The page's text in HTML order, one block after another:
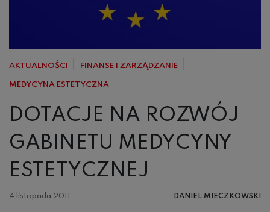
AKTUALNOŚCI FINANSE I ZARZĄDZANIE
MEDYCYNA ESTETYCZNA
DOTACJE NA ROZWÓJ
GABINETU MEDYCYNY
ESTETYCZNEJ
4 listopada 2011 DANIEL MIECZKOWSKI